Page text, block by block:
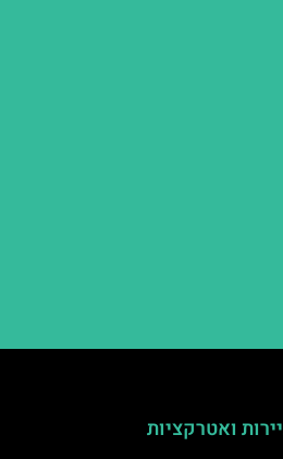
ואטרקציות